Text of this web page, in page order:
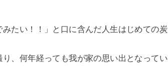
たい！！」と口に含んだ人生はじめての炭
、何年経っても我が家の思い出となってい